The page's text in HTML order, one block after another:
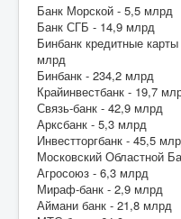
Банк Морской - 5,5 млрд
Банк СГБ - 14,9 млрд
Бинбанк кредитные
млрд
Бинбанк - 234,2 млрд
Крайинвестбанк - 19,7
Связь-банк - 42,9 млрд
Арксбанк - 5,3 млрд
Инвестторгбанк - 45,5
Московский Областной
Агросоюз - 6,3 млрд
Мираф-банк - 2,9 млрд
Аймани банк - 21,8 млрд